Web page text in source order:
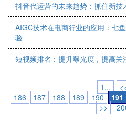
抖音代运营的未来趋势：抓住新技
AIGC技术在电商行业的应用：七
验
短视频排名：提升曝光度，提高关
1...
186
187 188 189 190 191
>>